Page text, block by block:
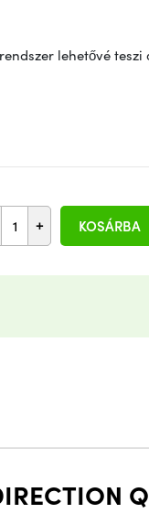
lehetővé
+ KOSÁRBA